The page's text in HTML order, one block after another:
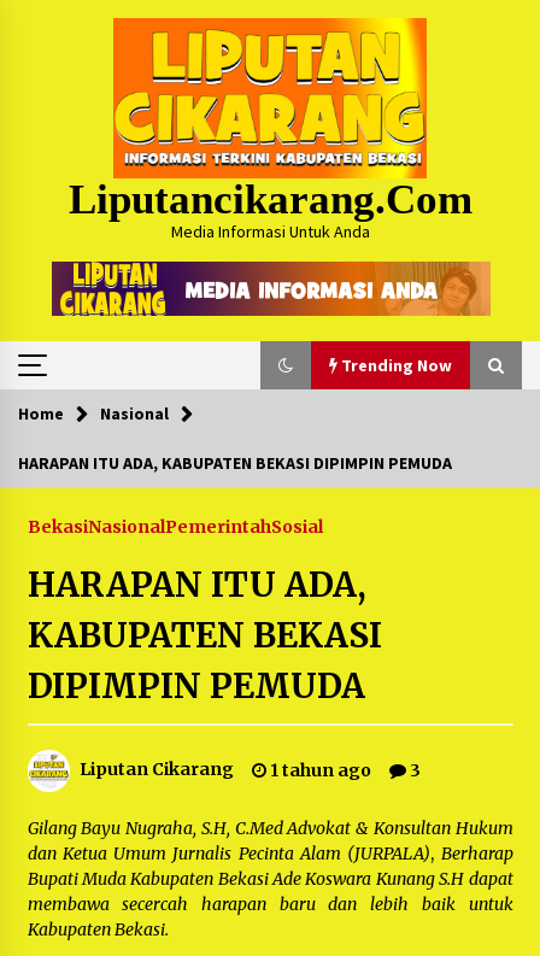
Liputancikarang.com
Media Informasi Untuk Anda
Trending Now
Trending Now
Pelayanan Penuh bagi Pemudik : Sudah Tahun
5 bulan ago
Aura Farming yang Viral Ternyata Anak
1 tahun ago
Duh Kacau Banget, Karena Kecewa Tak Dapat
Aparatur Desa Kabupaten Bekasi Pulang duluan
Kartini Penggerak Lingkungan dari Sampah
Bukit Berlian
1 tahun ago
Home Nasional
HARAPAN ITU ADA, KABUPATEN BEKASI DIPIMPIN PEMUDA
BekasiNasionalPemerintahSosial
HARAPAN ITU ADA,
KABUPATEN BEKASI
DIPIMPIN PEMUDA
Liputan Cikarang 1 tahun ago 3
Gilang Bayu Nugraha, S.H, C.Med Advokat & Konsultan Hukum
dan Ketua Umum Jurnalis Pecinta Alam (JURPALA), Berharap
Bupati Muda Kabupaten Bekasi Ade Koswara Kunang S.H dapat
membawa secercah harapan baru dan lebih baik untuk
Kabupaten Bekasi.